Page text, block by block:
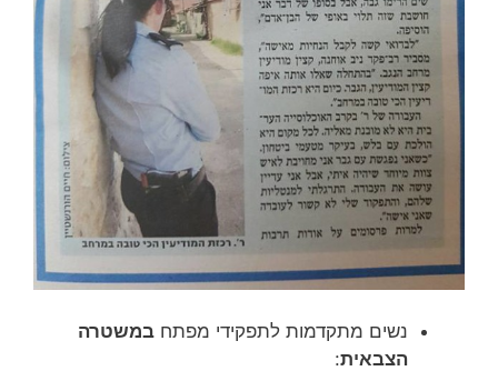
נשים מתקדמות לתפקידי מפתחבמשטרה
הצבאית: